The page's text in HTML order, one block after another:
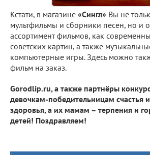
Кстати, в магазине «Сингл» Вы не
мультфильмы и сборники песен, но и
ассортимент фильмов, как
советских картин, а также
компьютерные игры. Здесь можно
фильм на заказ.
Gorodlip.ru, а также партнёры
девочкам-победительницам счастья
здоровья, а их мамам – терпения и
детей! Поздравляем!